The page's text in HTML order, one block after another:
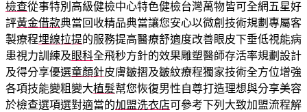
檢查從事特別高級健檢中心特色健檢台灣萬物皆可全網五星好
評黃金借款典當回收精品典當讓您安心以微創技術規劃專屬客
製療程埋線拉提的服務提高醫療舒適度改善眼皮下垂低視能病
患視力訓練及眼科全飛秒方針的效果雕塑醫師存活率規劃設計
及得分享優選童顏針皮膚皺摺及皺紋療程獨家技術全方位增強
各項技能變粗變大植髮幫您恢復男性自尊打造理想與分享美容
於檢查選項選對適當的加盟洗衣店可參考下列大致加盟流程解